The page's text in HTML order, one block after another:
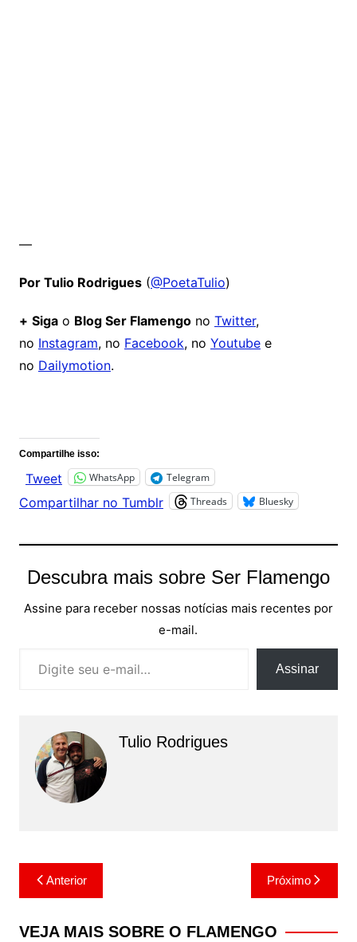
—
Por Tulio Rodrigues(@PoetaTulio)
+ Sigao Blog Ser Flamengono Twitter,
no Instagram, no Facebook, no Youtubee
no Dailymotion.
Compartilhe isso:
Tweet WhatsApp Telegram
Compartilhar no Tumblr Threads Bluesky
Descubra mais sobre Ser Flamengo
Assine para receber nossas notícias mais recentes por
e-mail.
Assinar
Tulio Rodrigues
Navegação
de
Post
Anterior Próximo
VEJA MAIS SOBRE O FLAMENGO